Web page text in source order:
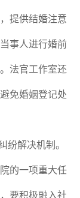
提供结婚注意
事人进行婚前
法官工作室还
免婚姻登记处
纷解决机制。
的一项重大任
要积极融入社